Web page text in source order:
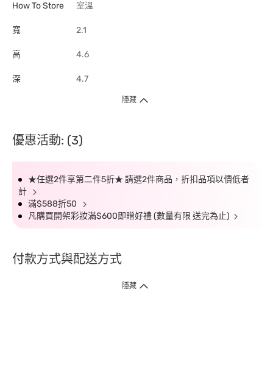
How To Store 室溫
寬 2.1
高 4.6
深 4.7
隱藏
優惠活動: (3)
★任選2件享第二件5折★ 請選2件商品，折扣品項以價低者
計
滿$588折50
凡購買開架彩妝滿$600即贈好禮 (數量有限 送完為止)
付款方式與配送方式
隱藏